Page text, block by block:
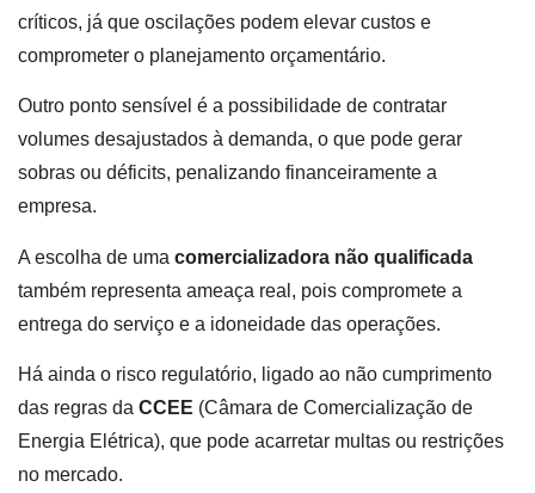
críticos, já que oscilações podem elevar custos e
comprometer o planejamento orçamentário.
Outro ponto sensível é a possibilidade de contratar
volumes desajustados à demanda, o que pode gerar
sobras ou déficits, penalizando financeiramente a
empresa.
A escolha de uma comercializadora não qualificada
também representa ameaça real, pois compromete a
entrega do serviço e a idoneidade das operações.
Há ainda o risco regulatório, ligado ao não cumprimento
das regras da CCEE (Câmara de Comercialização de
Energia Elétrica), que pode acarretar multas ou restrições
no mercado.